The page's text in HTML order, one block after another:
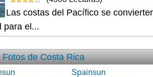
Las costas del Pacífico se
para el...
Fotos de Costa Rica
Spainsun